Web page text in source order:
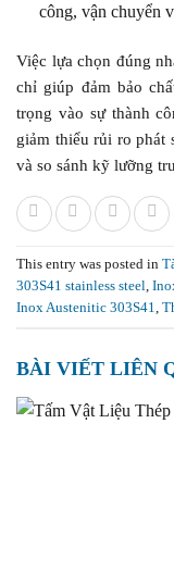
công, vận chuyển
Việc lựa chọn đúng
chỉ giúp đảm bảo
trọng vào sự thành
giảm thiểu rủi ro phát
và so sánh kỹ lưỡng
This entry was posted in
303S41 stainless steel,
Inox Austenitic 303S41,
BÀI VIẾT LIÊN